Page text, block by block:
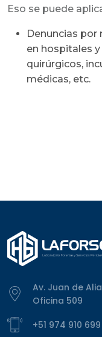
Eso se puede
Denuncias
en hospitales
quirúrgicos,
médicas, etc.
Av. Juan de
Oficina 509
+51 974 910 699